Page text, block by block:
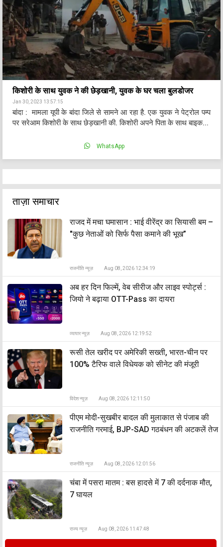
किशोरी के साथ युवक ने की छेड़खानी, युवक के घर चला बुलडोजर
Jan 30, 2023 13:57:15
बांदा : मामला यूपी के बांदा जिले से सामने आ रहा है. एक युवक ने पेट्रोल पम्प
पर सरेआम किशोरी के साथ छेड़खानी की. किशोरी अपने पिता के साथ बाइक...
WhatsApp
ताज़ा समाचार
राजद में मचा घमासान : भाई वीरेंद्र का सियासी बम –
"कुछ नेताओं को सिर्फ पैसा कमाने की भूख”
राजनीति न्यूज़ Aug 08, 2026 12:34:19
अब हर दिन फिल्में, वेब सीरीज और लाइव स्पोर्ट्स :
जियो ने बढ़ाया OTT-Pass का दायरा
व्यापार न्यूज़ Aug 08, 2026 12:19:52
रूसी तेल खरीद पर अमेरिकी सख्ती, भारत-चीन पर
100% टैरिफ वाले विधेयक को सीनेट की मंजूरी
विदेश न्यूज़ Aug 08, 2026 12:11:50
पीएम मोदी-सुखबीर बादल की मुलाकात से पंजाब की
राजनीति गरमाई, BJP-SAD गठबंधन की अटकलें तेज
राजनीति न्यूज़ Aug 08, 2026 12:01:56
चंबा में पसरा मातम : बस हादसे में 7 की दर्दनाक मौत,
7 घायल
राज्य न्यूज़ Aug 08, 2026 11:47:48